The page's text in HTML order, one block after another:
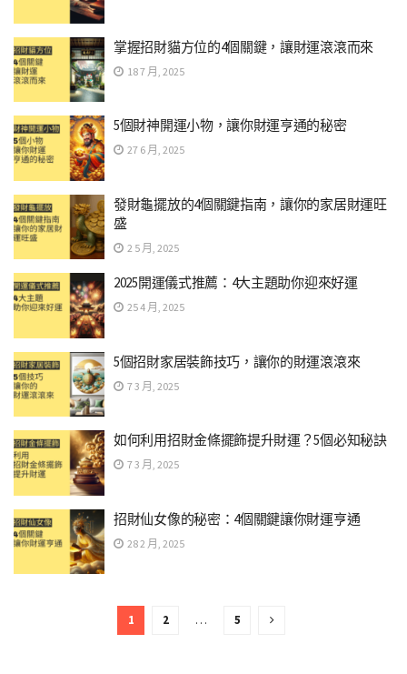
掌握招財貓方位的4個關鍵，讓財運滾滾而來
18 7 月, 2025
5個財神開運小物，讓你財運亨通的秘密
27 6 月, 2025
發財龜擺放的4個關鍵指南，讓你的家居財運旺
盛
2 5 月, 2025
2025開運儀式推薦：4大主題助你迎來好運
25 4 月, 2025
5個招財家居裝飾技巧，讓你的財運滾滾來
7 3 月, 2025
如何利用招財金條擺飾提升財運？5個必知秘訣
7 3 月, 2025
招財仙女像的秘密：4個關鍵讓你財運亨通
28 2 月, 2025
1 2 … 5